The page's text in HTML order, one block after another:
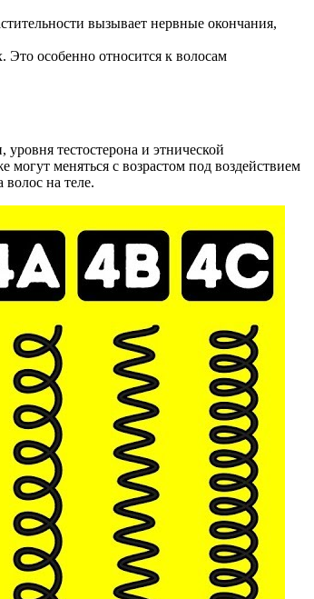
вызывает нервные окончания,
особенно относится к волосам
тестостерона и этнической
меняться с возрастом под воздействием
на теле.